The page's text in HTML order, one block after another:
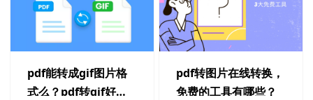
pdf能转成gif图片格
式么？pdf转gif好用
pdf转图片在线转换，
免费的工具有哪些？